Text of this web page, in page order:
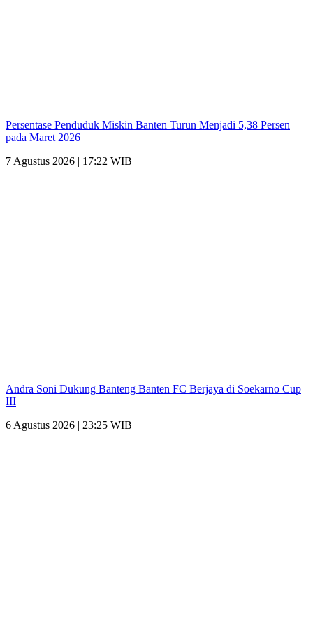
Persentase Penduduk Miskin Banten Turun Menjadi 5,38 Persen
pada Maret 2026
7 Agustus 2026 | 17:22 WIB
Andra Soni Dukung Banteng Banten FC Berjaya di Soekarno Cup
III
6 Agustus 2026 | 23:25 WIB